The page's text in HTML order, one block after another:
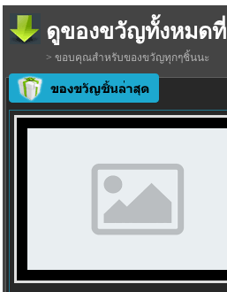
ดูของขวัญทั้งหมดที่
> ขอบคุณสำหรับของขวัญทุกๆชิ้นนะ